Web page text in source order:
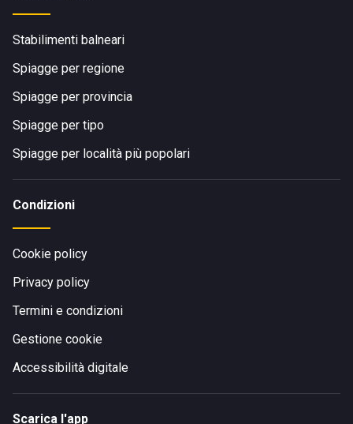
Stabilimenti balneari
Spiagge per regione
Spiagge per provincia
Spiagge per tipo
Spiagge per località più popolari
Condizioni
Cookie policy
Privacy policy
Termini e condizioni
Gestione cookie
Accessibilità digitale
Scarica l'app